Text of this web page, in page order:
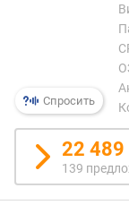
т
в
п
Спросить
22
139